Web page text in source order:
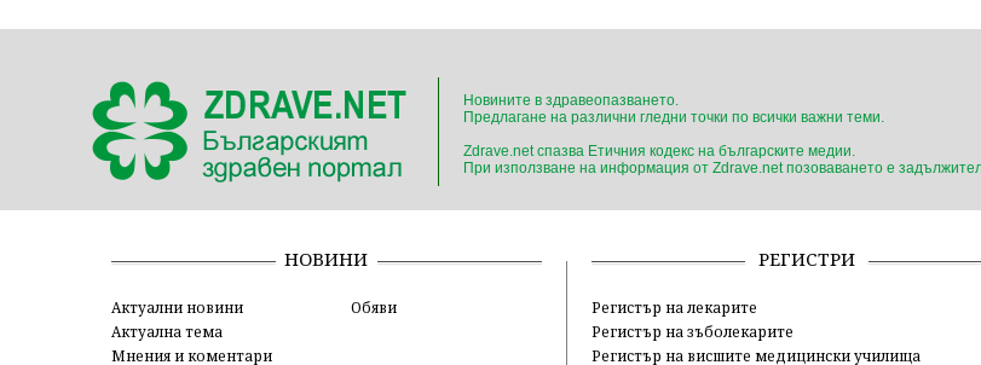
Новините в здравеопазването.
Предлагане на различни гледни точки по всички важни теми.
Zdrave.net спазва Етичния кодекс на българските медии.
При използване на информация от Zdrave.net позоваването е
НОВИНИ
Актуални новини
Актуална тема
Мнения и коментари
Обяви
РЕГИСТРИ
Регистър на лекарите
Регистър на зъболекарите
Регистър на висшите медицински училища